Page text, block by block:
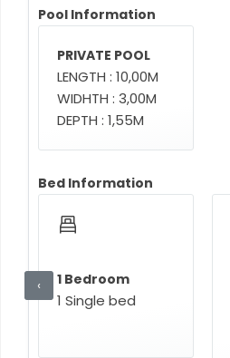
Pool Information
PRIVATE POOL
LENGTH : 10,00M
WIDHTH : 3,00M
DEPTH : 1,55M
Bed Information
1 Bedroom
1 Single bed
‹